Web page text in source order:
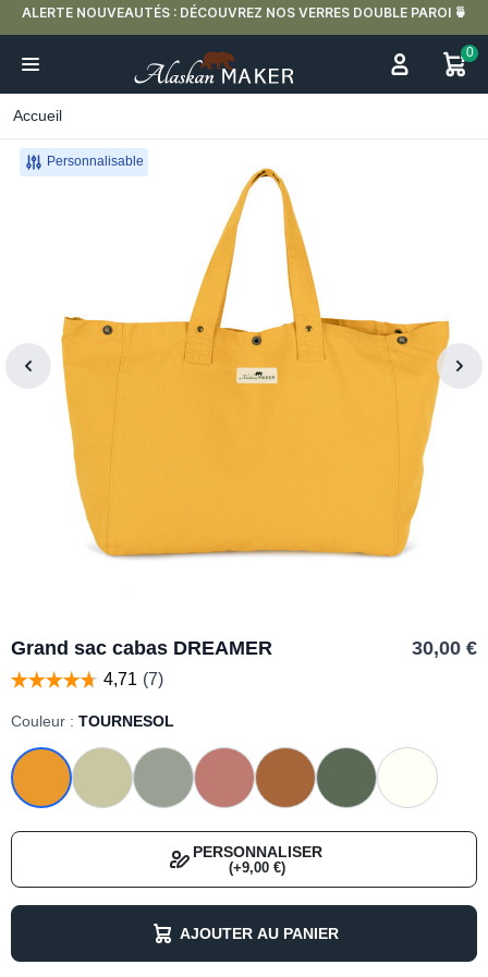
ALERTE NOUVEAUTÉS : DÉCOUVREZ NOS VERRES DOUBLE PAROI 🍵
0
Accueil
Personnalisable
Grand sac cabas DREAMER 30,00 €
Couleur : TOURNESOL
PERSONNALISER
(+9,00 €)
AJOUTER AU PANIER